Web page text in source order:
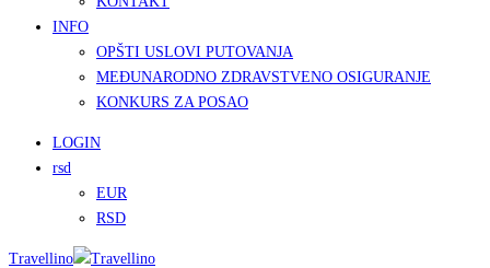
INFO
OPŠTI USLOVI PUTOVANJA
MEĐUNARODNO ZDRAVSTVENO OSIGURANJE
KONKURS ZA POSAO
LOGIN
rsd
EUR
RSD
Travellino